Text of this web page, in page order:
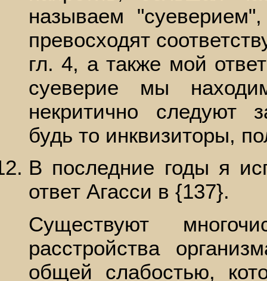
называем
превосходят
гл. 4, а также мой
суеверие мы
некритично следуют
будь то инквизиторы,
В последние годы я
ответ Агасси в {137}.
Существуют
расстройства
общей слабостью,